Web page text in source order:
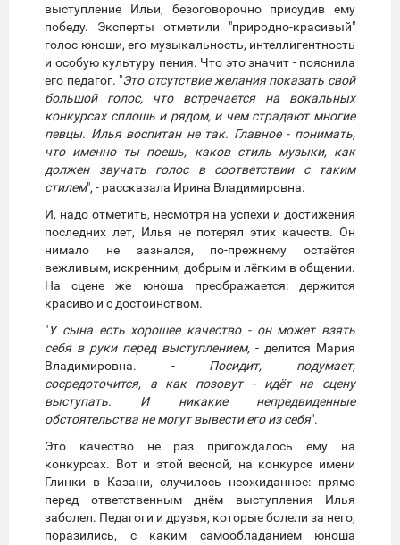
выступление Ильи, безоговорочно присудив ему
победу. Эксперты отметили "природно-красивый"
голос юноши, его музыкальность, интеллигентность
и особую культуру пения. Что это значит - пояснила
его педагог. "Это отсутствие желания показать свой
большой голос, что встречается на вокальных
конкурсах сплошь и рядом, и чем страдают многие
певцы. Илья воспитан не так. Главное - понимать,
что именно ты поешь, каков стиль музыки, как
должен звучать голос в соответствии с таким
стилем", - рассказала Ирина Владимировна.
И, надо отметить, несмотря на успехи и достижения
последних лет, Илья не потерял этих качеств. Он
нимало не зазнался, по-прежнему остаётся
вежливым, искренним, добрым и лёгким в общении.
На сцене же юноша преображается: держится
красиво и с достоинством.
"У сына есть хорошее качество - он может взять
себя в руки перед выступлением, - делится Мария
Владимировна. - Посидит, подумает,
сосредоточится, а как позовут - идёт на сцену
выступать. И никакие непредвиденные
обстоятельства не могут вывести его из себя".
Это качество не раз пригождалось ему на
конкурсах. Вот и этой весной, на конкурсе имени
Глинки в Казани, случилось неожиданное: прямо
перед ответственным днём выступления Илья
заболел. Педагоги и друзья, которые болели за него,
поразились, с каким самообладанием юноша